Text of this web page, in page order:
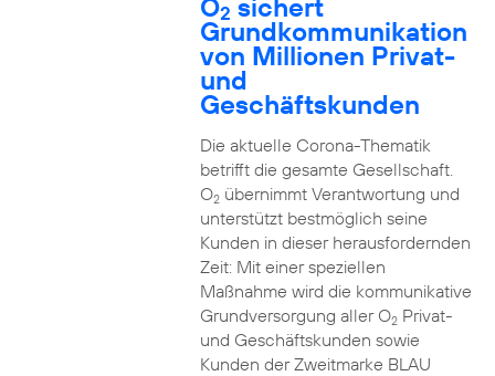
O2 sichert
Grundkommunikation
von Millionen Privat-
und
Geschäftskunden
Die aktuelle Corona-Thematik
betrifft die gesamte Gesellschaft.
O2übernimmt Verantwortung und
unterstützt bestmöglich seine
Kunden in dieser herausfordernden
Zeit: Mit einer speziellen
Maßnahme wird die kommunikative
Grundversorgung aller O2Privat-
und Geschäftskunden sowie
Kunden der Zweitmarke BLAU